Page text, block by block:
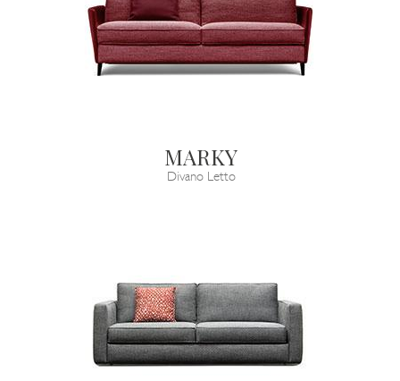
MARKY
Divano Letto